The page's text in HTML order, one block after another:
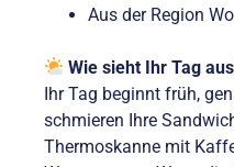
Aus der Region
Wie sieht Ihr Tag
Ihr Tag beginnt früh,
schmieren Ihre
Thermoskanne mit